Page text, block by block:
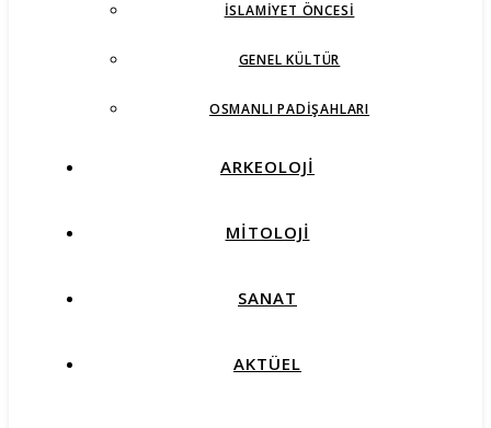
İSLAMIYET ÖNCESI
GENEL KÜLTÜR
OSMANLI PADIŞAHLARI
ARKEOLOJİ
MİTOLOJİ
SANAT
AKTÜEL